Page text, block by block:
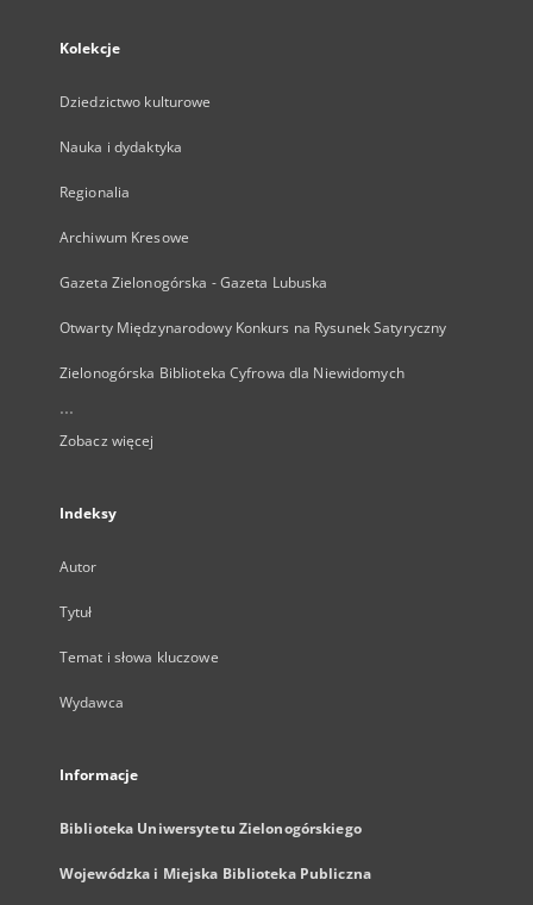
Kolekcje
Dziedzictwo kulturowe
Nauka i dydaktyka
Regionalia
Archiwum Kresowe
Gazeta Zielonogórska - Gazeta Lubuska
Otwarty Międzynarodowy Konkurs na Rysunek Satyryczny
Zielonogórska Biblioteka Cyfrowa dla Niewidomych
...
Zobacz więcej
Indeksy
Autor
Tytuł
Temat i słowa kluczowe
Wydawca
Informacje
Biblioteka Uniwersytetu Zielonogórskiego
Wojewódzka i Miejska Biblioteka Publiczna